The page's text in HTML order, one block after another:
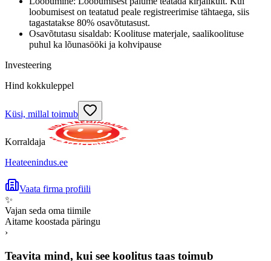
loobumisest on teatatud peale registreerimise tähtaega, siis
tagastatakse 80% osavõtutasust.
Osavõtutasu sisaldab: Koolituse materjale, saalikoolituse
puhul ka lõunasööki ja kohvipause
Investeering
Hind kokkuleppel
Küsi, millal toimub
Korraldaja
Heateenindus.ee
Vaata firma profiili
✨
Vajan seda oma tiimile
Aitame koostada päringu
›
Teavita mind, kui see koolitus taas toimub